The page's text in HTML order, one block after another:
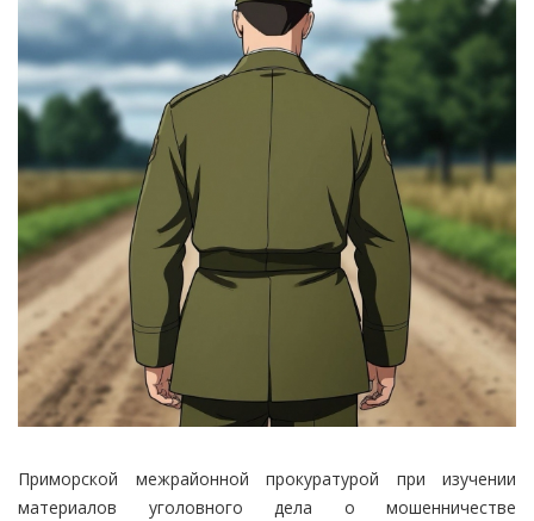
Приморской межрайонной прокуратурой при изучении
материалов уголовного дела о мошенничестве